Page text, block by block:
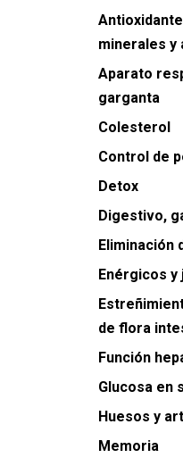
minerales y
Aparato
garganta
Colesterol
Control de
Detox
Digestivo,
Eliminación
Enérgicos y
de flora
Función
Glucosa en
Huesos y
Memoria